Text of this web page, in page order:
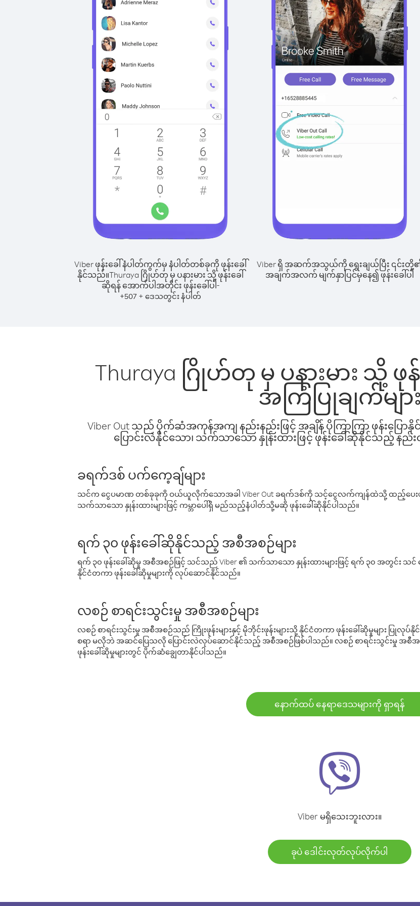
Viber ဖုန်းခေါ်နံပါတ်ကွက်မှ နံပါတ်တစ်ခုကို ဖုန်းခေါ်
နိုင်သည်။Thuraya ဂြိုဟ်တု မှ ပနားမား သို့ ဖုန်းခေါ်
ဆိုရန် အောက်ပါအတိုင်း ဖုန်းခေါ်ပါ-
+507+ ဒေသတွင်း နံပါတ်
Viber ရှိ အဆက်အသွယ်ကို ရွေးချယ်ပြီး ၎င်းတို့
အချက်အလက် မျက်နှာပြင်မှနေ၍ ဖုန်းခေါ်ပါ
Thuraya ဂြိုဟ်တု မှ ပနားမား သို့
အကြံပြုချက်များ
Viber Out သည် ပိုက်ဆံအကုန်အကျ နည်းနည်းဖြင့် အချိန် ပိုကြာကြာ ဖုန်းပြ
ပြောင်းလဲနိုင်သော၊ သက်သာသော နှုန်းထားဖြင့် ဖုန်းခေါ်ဆိုနိုင်သည့် နည်
ခရက်ဒစ် ပက်ကေ့ချ်များ
သင်က ငွေပမာဏ တစ်ခုခုကို ဝယ်ယူလိုက်သောအခါ Viber Out ခရက်ဒစ်ကို သင့်ငွေလက်ကျန်ထဲသို့ ထည့်ပေး
သက်သာသော နှုန်းထားများဖြင့် ကမ္ဘာပေါ်ရှိ မည်သည့်နံပါတ်သို့မဆို ဖုန်းခေါ်ဆိုနိုင်ပါသည်။
ရက် ၃၀ ဖုန်းခေါ်ဆိုနိုင်သည့် အစီအစဉ်များ
ရက် ၃၀ ဖုန်းခေါ်ဆိုမှု အစီအစဉ်ဖြင့် သင်သည် Viber ၏ သက်သာသော နှုန်းထားများဖြင့် ရက် ၃၀ အတွင်း
နိုင်ငံတကာ ဖုန်းခေါ်ဆိုမှုများကို လုပ်ဆောင်နိုင်သည်။
လစဉ် စာရင်းသွင်းမှု အစီအစဉ်များ
လစဉ် စာရင်းသွင်းမှု အစီအစဉ်သည် ကြိုးဖုန်းများနှင့် မိုဘိုင်းဖုန်းများသို့ နိုင်ငံတကာ ဖုန်းခေါ်ဆိုမှုများ ပ
စရာ မလိုဘဲ အဆင်ပြေသလို ပြောင်းလဲလုပ်ဆောင်နိုင်သည့် အစီအစဉ်ဖြစ်ပါသည်။ လစဉ် စာရင်းသွင်းမှု အစီ
ဖုန်းခေါ်ဆိုမှုများတွင် ပိုက်ဆံချွေတာနိုင်ပါသည်။
နောက်ထပ် နေရာဒေသများကို ရှာရန်
Viber မရှိသေးဘူးလား။
ခုပဲ ဒေါင်းလုတ်လုပ်လိုက်ပါ